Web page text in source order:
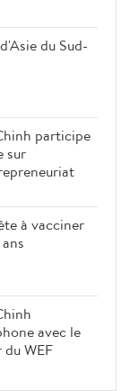
du Sud-
participe
sur
à vacciner
avec le
WEF